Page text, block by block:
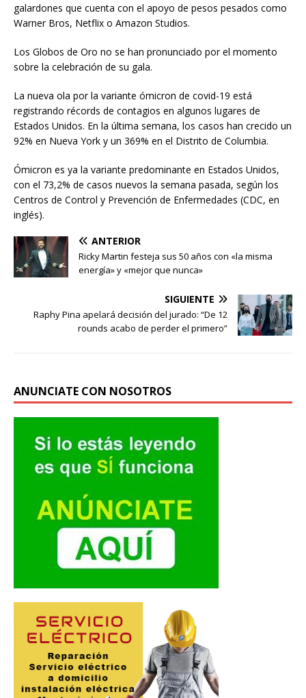
galardones que cuenta con el apoyo de pesos pesados como
Warner Bros, Netflix o Amazon Studios.
Los Globos de Oro no se han pronunciado por el momento
sobre la celebración de su gala.
La nueva ola por la variante ómicron de covid-19 está
registrando récords de contagios en algunos lugares de
Estados Unidos. En la última semana, los casos han crecido un
92% en Nueva York y un 369% en el Distrito de Columbia.
Ómicron es ya la variante predominante en Estados Unidos,
con el 73,2% de casos nuevos la semana pasada, según los
Centros de Control y Prevención de Enfermedades (CDC, en
inglés).
ANTERIOR
Ricky Martin festeja sus 50 años con «la misma
energía» y «mejor que nunca»
SIGUIENTE
Raphy Pina apelará decisión del jurado: “De 12
rounds acabo de perder el primero”
ANUNCIATE CON NOSOTROS